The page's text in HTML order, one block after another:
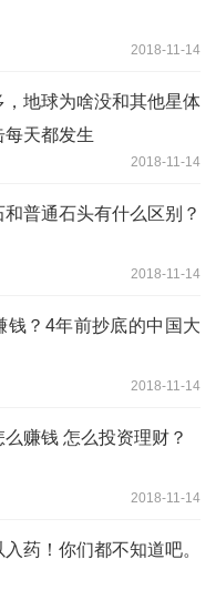
2018-11-14
，地球为啥没和其他星体
每天都发生
2018-11-14
普通石头有什么区别？
2018-11-14
钱？4年前抄底的中国大
2018-11-14
赚钱 怎么投资理财？
2018-11-14
药！你们都不知道吧。